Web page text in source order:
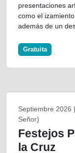
presentaciones
como el
además de un
Gratuita
Septiembre 2026
Señor)
Festejos
la Cruz